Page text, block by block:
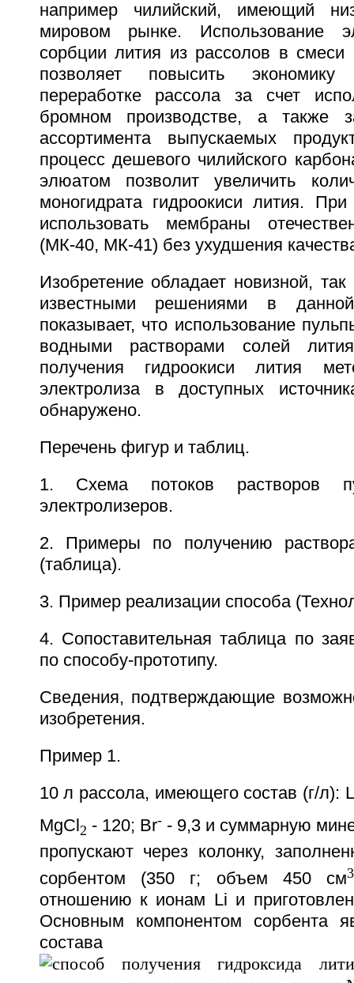
например чилийский, имеющий
мировом рынке. Использование
сорбции лития из рассолов в смеси
позволяет повысить
переработке рассола за счет
бромном производстве, а также
ассортимента выпускаемых
процесс дешевого чилийского
элюатом позволит увеличить
моногидрата гидроокиси лития.
использовать мембраны
(МК-40, МК-41) без ухудшения
Изобретение обладает новизной,
известными решениями в
показывает, что использование
водными растворами солей
получения гидроокиси лития
электролиза в доступных
обнаружено.
Перечень фигур и таблиц.
1. Схема потоков растворов
электролизеров.
2. Примеры по получению
(таблица).
3. Пример реализации способа
4. Сопоставительная таблица по
по способу-прототипу.
Сведения, подтверждающие
изобретения.
Пример 1.
10 л рассола, имеющего состав (г/л):
MgCl 2 - 120; Br-- 9,3 и суммарную
пропускают через колонку,
сорбентом (350 г; объем 450 см3
отношению к ионам Li и
Основным компонентом сорбента